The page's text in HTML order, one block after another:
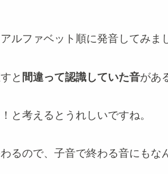
ルファベット順に発音してみま
と 間違って認識していた音があ
と考えるとうれしいですね。
るので、子音で終わる音にもな